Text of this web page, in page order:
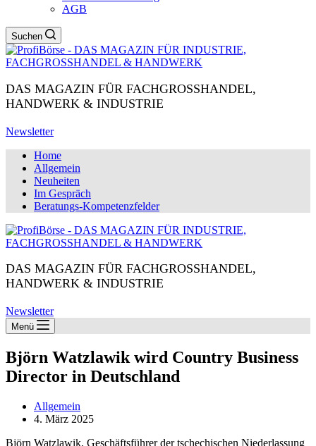
AGB
Suchen
DAS MAGAZIN FÜR FACHGROSSHANDEL,
HANDWERK & INDUSTRIE
Newsletter
Home
Allgemein
Neuheiten
Im Gespräch
Beratungs-Kompetenzfelder
DAS MAGAZIN FÜR FACHGROSSHANDEL,
HANDWERK & INDUSTRIE
Newsletter
Menü
Björn Watzlawik wird Country Business
Director in Deutschland
Allgemein
4. März 2025
Björn Watzlawik, Geschäftsführer der tschechischen Niederlassung